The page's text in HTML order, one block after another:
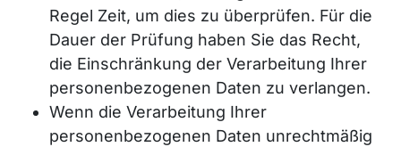
Regel Zeit, um dies zu überprüfen. Für die
Dauer der Prüfung haben Sie das Recht,
die Einschränkung der Verarbeitung Ihrer
personenbezogenen Daten zu verlangen.
Wenn die Verarbeitung Ihrer
personenbezogenen Daten unrechtmäßig